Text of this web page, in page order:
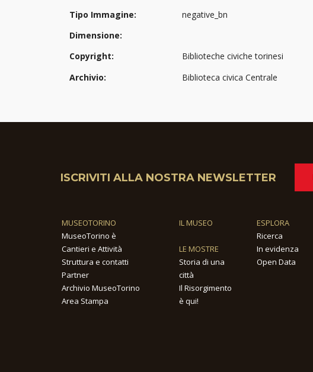
Tipo Immagine:
negative_bn
Dimensione:
Copyright:
Biblioteche civiche torinesi
Archivio:
Biblioteca civica Centrale
ISCRIVITI ALLA NOSTRA NEWSLETTER
MUSEOTORINO
MuseoTorino è
Cantieri e Attività
Struttura e contatti
Partner
Archivio MuseoTorino
Area Stampa
IL MUSEO
LE MOSTRE
Storia di una
città
Il Risorgimento
è qui!
ESPLORA
Ricerca
In evidenza
Open Data